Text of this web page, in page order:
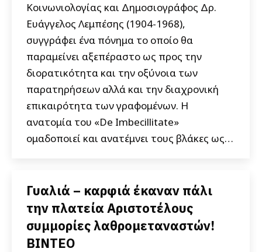
Κοινωνιολογίας και Δημοσιογράφος Δρ.
Ευάγγελος Λεμπέσης (1904-1968),
συγγράφει ένα πόνημα το οποίο θα
παραμείνει αξεπέραστο ως προς την
διορατικότητα και την οξύνοια των
παρατηρήσεων αλλά και την διαχρονική
επικαιρότητα των γραφομένων. Η
ανατομία του «De Imbecillitate»
ομαδοποιεί και ανατέμνει τους βλάκες ως…
Γυαλιά – καρφιά έκαναν πάλι
την πλατεία Αριστοτέλους
συμμορίες λαθρομεταναστών!
ΒΙΝΤΕΟ